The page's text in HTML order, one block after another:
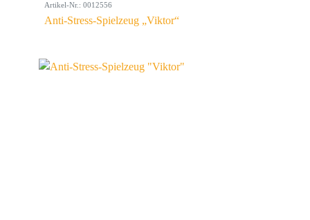
Artikel-Nr.: 0012556
Anti-Stress-Spielzeug „Viktor“